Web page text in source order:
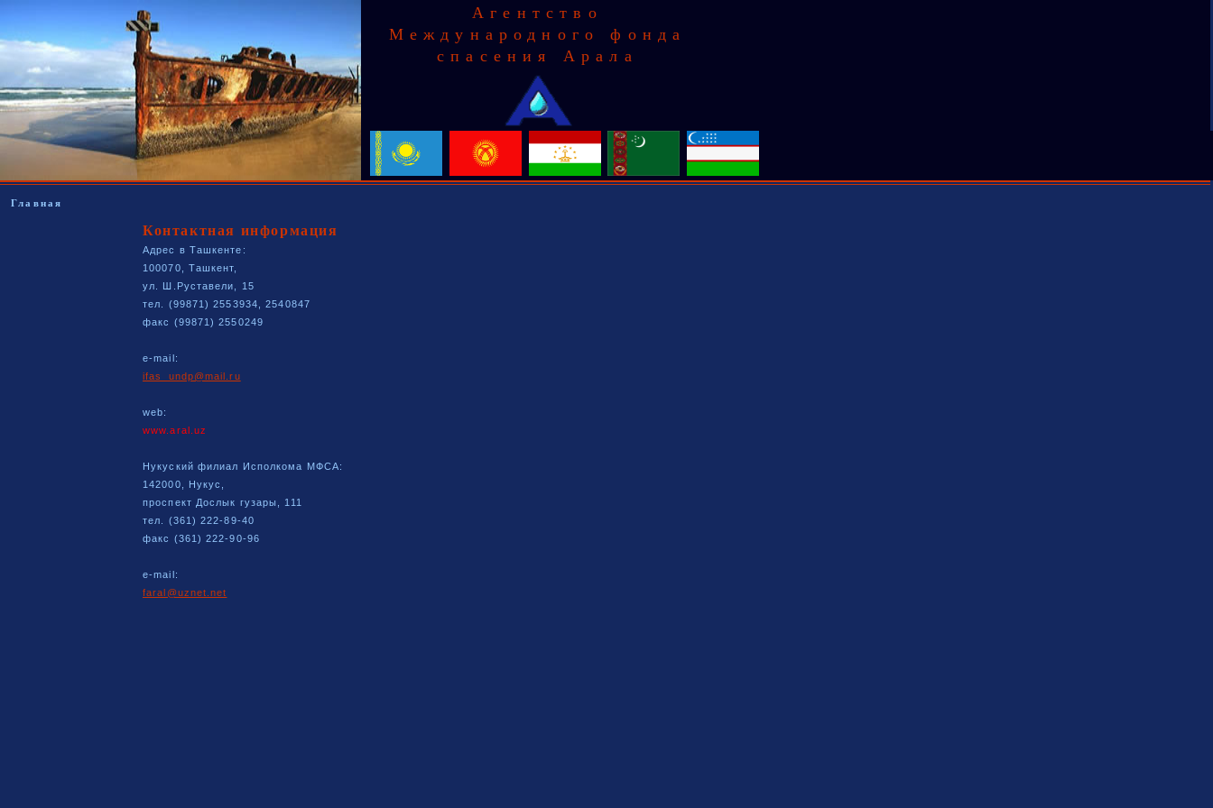
Агентство
Международного фонда
спасения Арала
Главная
Контактная информация
Адрес в Ташкенте:
100070, Ташкент,
ул. Ш.Руставели, 15
тел. (99871) 2553934, 2540847
факс (99871) 2550249
e-mail:
ifas_undp@mail.ru
web:
www.aral.uz
Нукуский филиал Исполкома МФСА:
142000, Нукус,
проспект Дослык гузары, 111
тел. (361) 222-89-40
факс (361) 222-90-96
e-mail:
faral@uznet.net